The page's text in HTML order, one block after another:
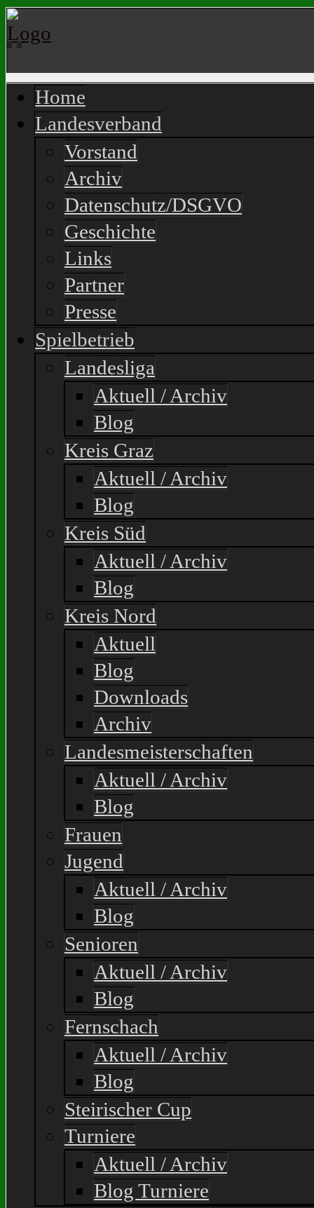
Home
Landesverband
Vorstand
Archiv
Datenschutz/DSGVO
Geschichte
Links
Partner
Presse
Spielbetrieb
Landesliga
Aktuell / Archiv
Blog
Kreis Graz
Aktuell / Archiv
Blog
Kreis Süd
Aktuell / Archiv
Blog
Kreis Nord
Aktuell
Blog
Downloads
Archiv
Landesmeisterschaften
Aktuell / Archiv
Blog
Frauen
Jugend
Aktuell / Archiv
Blog
Senioren
Aktuell / Archiv
Blog
Fernschach
Aktuell / Archiv
Blog
Steirischer Cup
Turniere
Aktuell / Archiv
Blog Turniere